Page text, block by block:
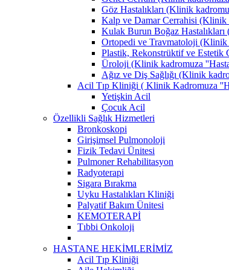
Göz Hastalıkları (Klinik
Kalp ve Damar Cerrahisi (Klinik
Kulak Burun Boğaz
Ortopedi ve Travmatoloji (Klinik
Plastik, Rekonstrüktif ve Estetik
Üroloji (Klinik kadromuza
Ağız ve Diş Sağlığı (Klinik
Acil Tıp Kliniği ( Klinik Kadromuza
Yetişkin Acil
Çocuk Acil
Özellikli Sağlık Hizmetleri
Bronkoskopi
Girişimsel Pulmonoloji
Fizik Tedavi Ünitesi
Pulmoner Rehabilitasyon
Radyoterapi
Sigara Bırakma
Uyku Hastalıkları Kliniği
Palyatif Bakım Ünitesi
KEMOTERAPİ
Tıbbi Onkoloji
HASTANE HEKİMLERİMİZ
Acil Tıp Kliniği